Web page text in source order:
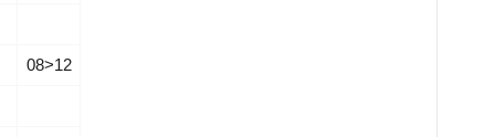
08­­>12